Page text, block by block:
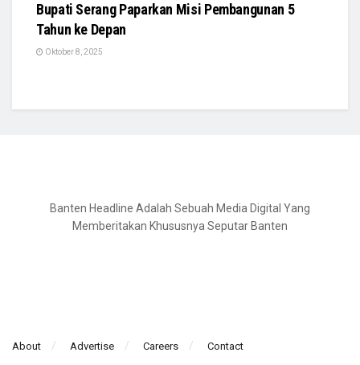
Bupati Serang Paparkan Misi Pembangunan 5
Tahun ke Depan
Oktober 8, 2025
Banten Headline Adalah Sebuah Media Digital Yang
Memberitakan Khususnya Seputar Banten
About Advertise Careers Contact